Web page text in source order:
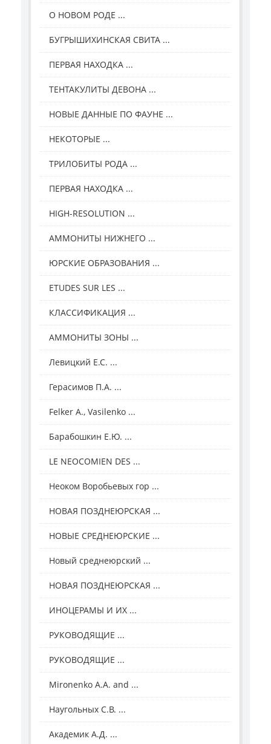
О НОВОМ РОДЕ ...
БУГРЫШИХИНСКАЯ СВИТА ...
ПЕРВАЯ НАХОДКА ...
ТЕНТАКУЛИТЫ ДЕВОНА ...
НОВЫЕ ДАННЫЕ ПО ФАУНЕ ...
НЕКОТОРЫЕ ...
ТРИЛОБИТЫ РОДА ...
ПЕРВАЯ НАХОДКА ...
HIGH-RESOLUTION ...
АММОНИТЫ НИЖНЕГО ...
ЮРСКИЕ ОБРАЗОВАНИЯ ...
ETUDES SUR LES ...
КЛАССИФИКАЦИЯ ...
АММОНИТЫ ЗОНЫ ...
Левицкий Е.С. ...
Герасимов П.А. ...
Felker A., Vasilenko ...
Барабошкин Е.Ю. ...
LE NEOCOMIEN DES ...
Неоком Воробьевых гор ...
НОВАЯ ПОЗДНЕЮРСКАЯ ...
НОВЫЕ СРЕДНЕЮРСКИЕ ...
Новый среднеюрский ...
НОВАЯ ПОЗДНЕЮРСКАЯ ...
ИНОЦЕРАМЫ И ИХ ...
РУКОВОДЯЩИЕ ...
РУКОВОДЯЩИЕ ...
Mironenko A.A. and ...
Наугольных С.В. ...
Академик А.Д. ...